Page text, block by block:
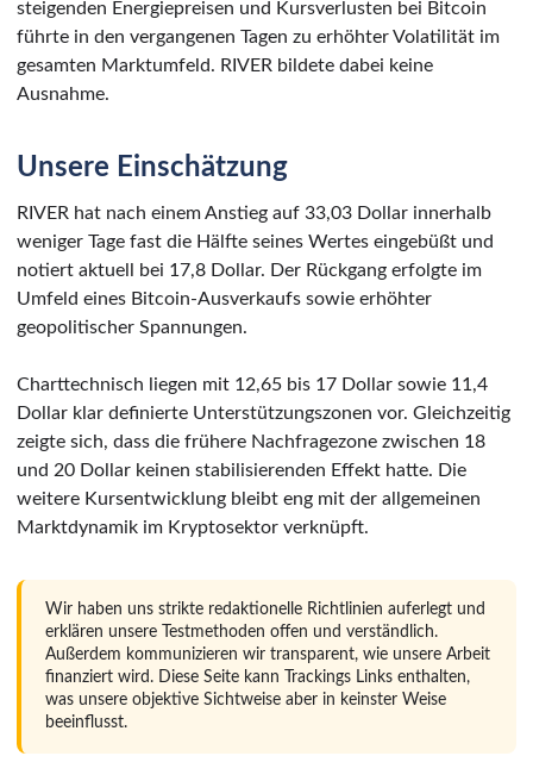
steigenden Energiepreisen und Kursverlusten bei Bitcoin
führte in den vergangenen Tagen zu erhöhter Volatilität im
gesamten Marktumfeld. RIVER bildete dabei keine
Ausnahme.
Unsere Einschätzung
RIVER hat nach einem Anstieg auf 33,03 Dollar innerhalb
weniger Tage fast die Hälfte seines Wertes eingebüßt und
notiert aktuell bei 17,8 Dollar. Der Rückgang erfolgte im
Umfeld eines Bitcoin-Ausverkaufs sowie erhöhter
geopolitischer Spannungen.
Charttechnisch liegen mit 12,65 bis 17 Dollar sowie 11,4
Dollar klar definierte Unterstützungszonen vor. Gleichzeitig
zeigte sich, dass die frühere Nachfragezone zwischen 18
und 20 Dollar keinen stabilisierenden Effekt hatte. Die
weitere Kursentwicklung bleibt eng mit der allgemeinen
Marktdynamik im Kryptosektor verknüpft.
Wir haben uns strikte redaktionelle Richtlinien auferlegt und
erklären unsere Testmethoden offen und verständlich.
Außerdem kommunizieren wir transparent, wie unsere Arbeit
finanziert wird. Diese Seite kann Trackings Links enthalten,
was unsere objektive Sichtweise aber in keinster Weise
beeinflusst.